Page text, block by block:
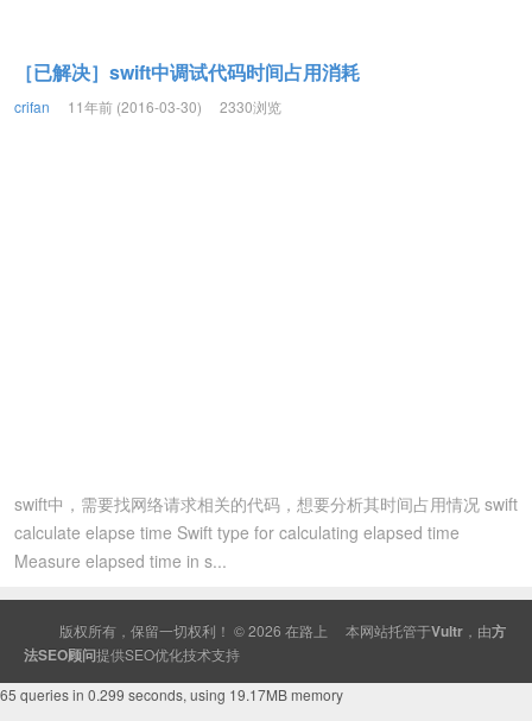
［已解决］swift中调试代码时间占用消耗
crifan 11年前 (2016-03-30) 2330浏览
swift中，需要找网络请求相关的代码，想要分析其时间占用情况 swift
calculate elapse time Swift type for calculating elapsed time
Measure elapsed time in s...
版权所有，保留一切权利！ © 2026 在路上 本网站托管于Vultr ，由方
法SEO顾问提供SEO优化技术支持
65 queries in 0.299 seconds, using 19.17MB memory